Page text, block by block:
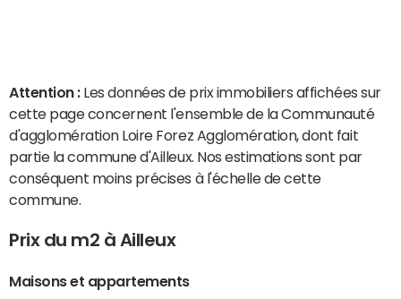
Attention : Les données de prix immobiliers affichées sur
cette page concernent l'ensemble de la Communauté
d'agglomération Loire Forez Agglomération, dont fait
partie la commune d'Ailleux. Nos estimations sont par
conséquent moins précises à l'échelle de cette
commune.
Prix du m2 à Ailleux
Maisons et appartements